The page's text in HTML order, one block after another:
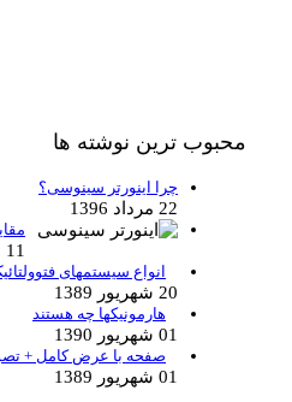
محبوب ترین نوشته ها
چرا اینورتر سینوسی؟
22 مرداد 1396
11 اسفند 1390
انواع سیستمهای
20 شهریور 1389
هارمونیکها چه هستند
01 شهریور 1390
صفحه با عرض کامل +
01 شهریور 1389